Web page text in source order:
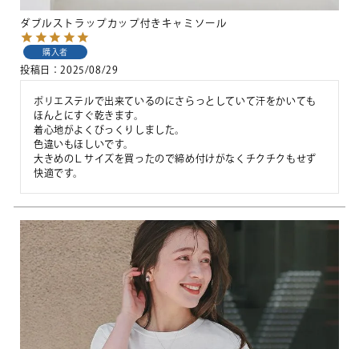
ダブルストラップカップ付きキャミソール
購入者
投稿日 2025/08/29
ポリエステルで出来ているのにさらっとしていて汗をかいても
ほんとにすぐ乾きます。
着心地がよくびっくりしました。
色違いもほしいです。
大きめのＬサイズを買ったので締め付けがなくチクチクもせず
快適です。